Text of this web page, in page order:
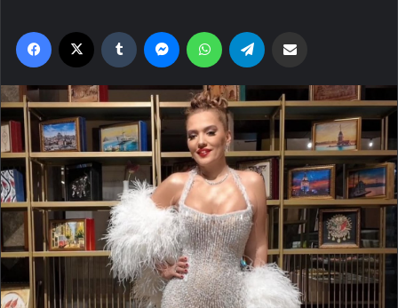
Facebook Tumblr MessengerWhatsApp